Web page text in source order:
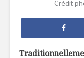
Crédit
Le